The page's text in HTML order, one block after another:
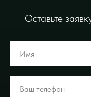
Оставьте